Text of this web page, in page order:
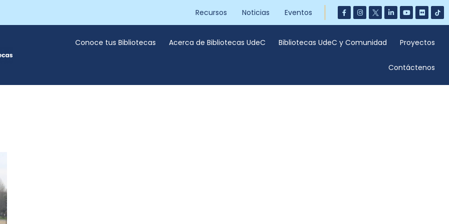
Recursos Noticias Eventos
Conoce tus Bibliotecas Acerca de Bibliotecas UdeC Bibliotecas UdeC y Comunidad Proyectos
Contáctenos